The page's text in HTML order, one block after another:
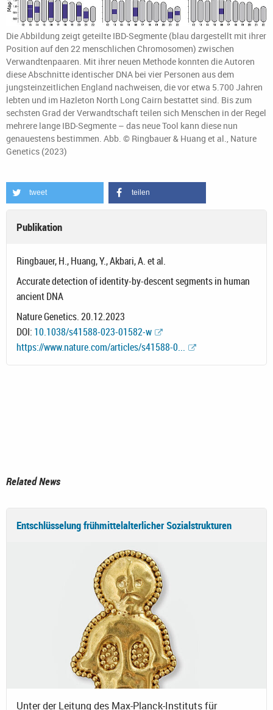
Die Abbildung zeigt geteilte IBD-Segmente (blau dargestellt mit ihrer
Position auf den 22 menschlichen Chromosomen) zwischen
Verwandtenpaaren. Mit ihrer neuen Methode konnten die Autoren
diese Abschnitte identischer DNA bei vier Personen aus dem
jungsteinzeitlichen England nachweisen, die vor etwa 5.700 Jahren
lebten und im Hazleton North Long Cairn bestattet sind. Bis zum
sechsten Grad der Verwandtschaft teilen sich Menschen in der Regel
mehrere lange IBD-Segmente – das neue Tool kann diese nun
genauestens bestimmen. Abb. © Ringbauer & Huang et al., Nature
Genetics (2023)
tweet teilen
Publikation
Ringbauer, H., Huang, Y., Akbari, A. et al.
Accurate detection of identity-by-descent segments in human
ancient DNA
Nature Genetics. 20.12.2023
DOI: 10.1038/s41588-023-01582-w
https://www.nature.com/articles/s41588-0...
Related News
Entschlüsselung frühmittelalterlicher Sozialstrukturen
Unter der Leitung des Max-Planck-Instituts für